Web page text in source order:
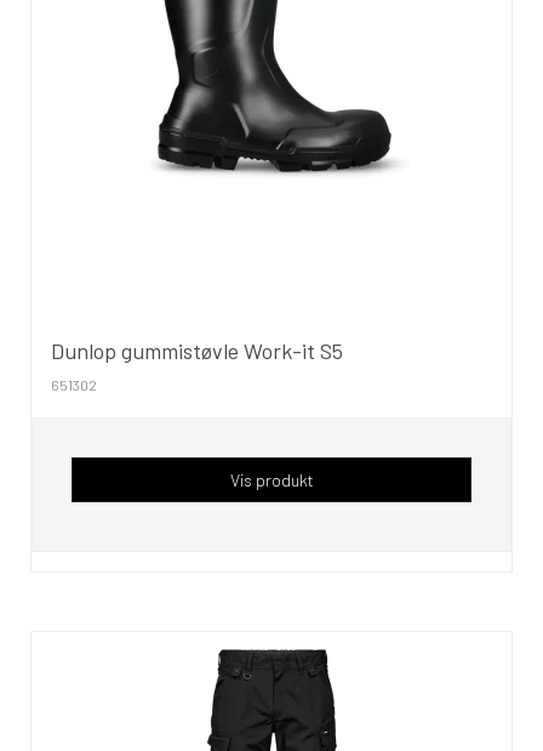
Dunlop gummistøvle Work-it S5
651302
Vis produkt